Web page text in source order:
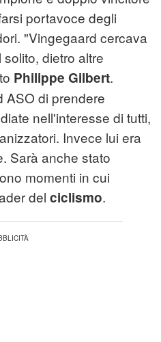
portavoce degli
"Vingegaard cercava
dietro altre
Philippe Gilbert.
ASO di prendere
nell'interesse di tutti,
Invece lui era
Sarà anche stato
momenti in cui
del ciclismo.